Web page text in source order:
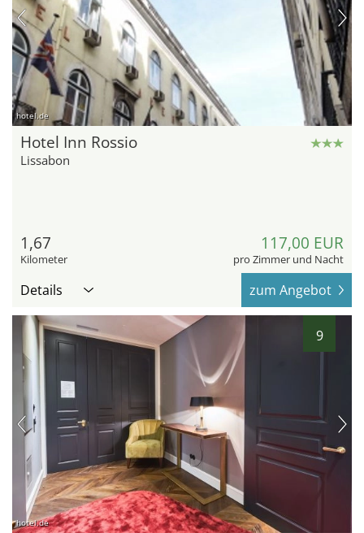
hotel.de
Hotel Inn Rossio
Lissabon
1,67
Kilometer
117,00 EUR
pro Zimmer und Nacht
Details zum Angebot
9
hotel.de